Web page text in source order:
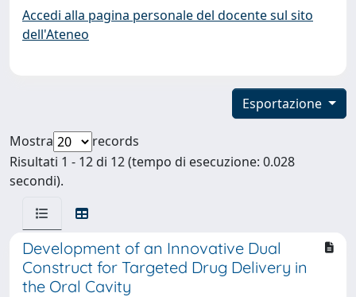
Accedi alla pagina personale del docente sul sito
dell'Ateneo
Esportazione
Mostra
records
Risultati 1 - 12 di 12 (tempo di esecuzione: 0.028
secondi).
Development of an Innovative Dual
Construct for Targeted Drug Delivery in
the Oral Cavity